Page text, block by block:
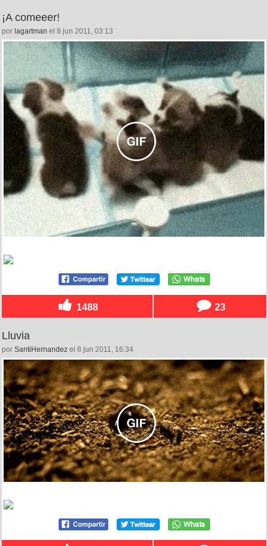
¡A comeeer!
por lagartman el 8 jun 2011, 03:13
1488 23
Lluvia
por SantiHernandez el 8 jun 2011, 16:34